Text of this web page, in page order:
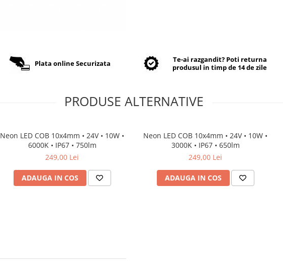
Plata online Securizata
Te-ai razgandit? Poti returna
produsul in timp de 14 de zile
PRODUSE ALTERNATIVE
Neon LED COB 10x4mm • 24V • 10W •
6000K • IP67 • 750lm
249,00 Lei
ADAUGA IN COS
Neon LED COB 10x4mm • 24V • 10W •
3000K • IP67 • 650lm
249,00 Lei
ADAUGA IN COS